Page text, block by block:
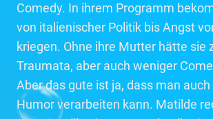
Comedy. In ihrem Programm
von italienischer Politik bis Angst
kriegen. Ohne ihre Mutter hätte sie
Traumata, aber auch weniger
Aber das gute ist ja, dass man
Humor verarbeiten kann. Matilde